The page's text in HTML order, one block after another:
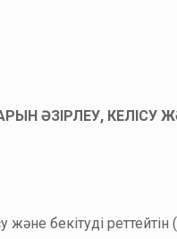
ӘЗІРЛЕУ, КЕЛІСУ
және бекітуді